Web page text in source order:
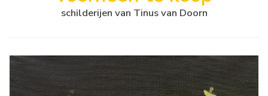
schilderijen van Tinus van Doorn